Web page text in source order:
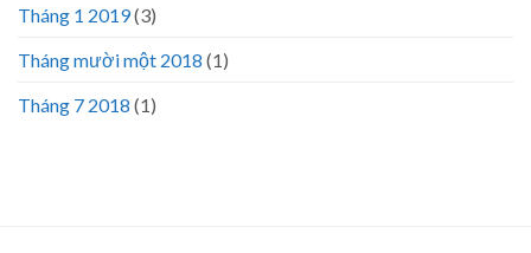
Tháng 1 2019(3)
Tháng mười một 2018 (1)
Tháng 7 2018 (1)